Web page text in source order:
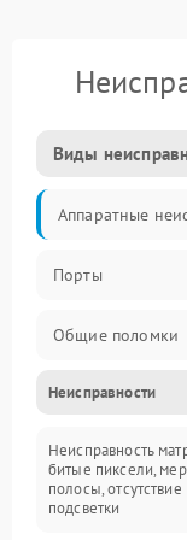
Виды
Аппаратные
Порты
Общие поломки
Устройства
Программные
Электрические и
Неисправности
Неисправность
битые пиксели,
полосы, отсутствие
подсветки